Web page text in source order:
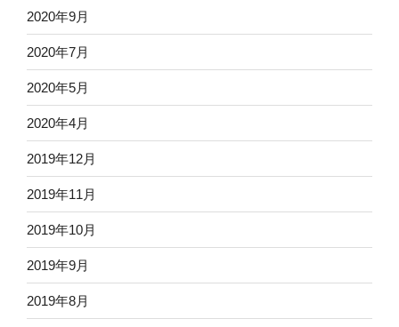
2020年9月
2020年7月
2020年5月
2020年4月
2019年12月
2019年11月
2019年10月
2019年9月
2019年8月